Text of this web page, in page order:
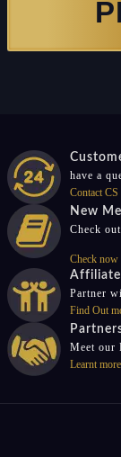
have a
Contact CS
New
Check
Check now
Partner
Find Out
Meet our
Learnt more